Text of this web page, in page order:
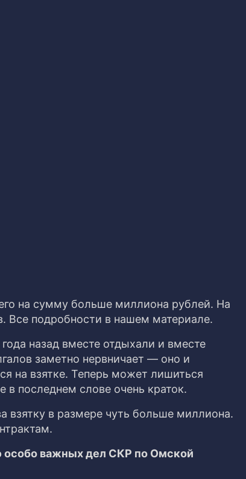
на сумму больше миллиона рублей. На
Все подробности в нашем материале.
назад вместе отдыхали и вместе
заметно нервничает — оно и
на взятке. Теперь может лишиться
последнем слове очень краток.
взятку в размере чуть больше миллиона.
особо важных дел СКР по Омской